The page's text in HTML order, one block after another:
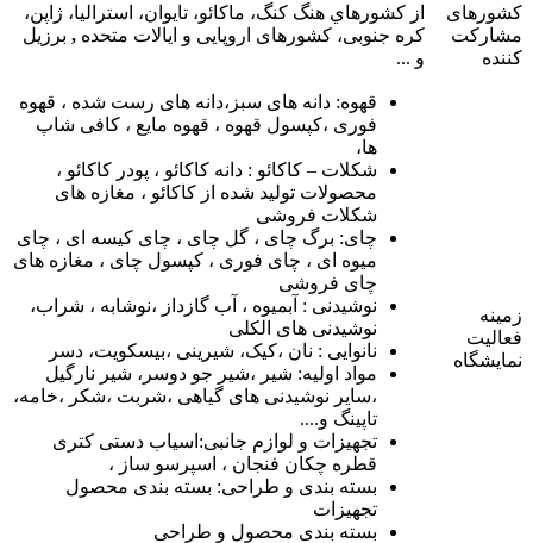
کشورهای
مشارکت
کننده
از کشورهاي هنگ کنگ، ماکائو، تایوان، استرالیا، ژاپن،
کره جنوبی، کشورهای اروپایی و ایالات متحده , برزیل
و ...
زمينه
فعاليت
نمايشگاه
قهوه: دانه های سبز،دانه های رست شده ، قهوه
فوری ،کپسول قهوه ، قهوه مايع ، کافی شاپ
ها،
شکلات – کاکائو : دانه کاکائو ، پودر کاکائو ،
محصولات تولید شده از کاکائو ، مغازه های
شکلات فروشی
چای: برگ چای ، گل چای ، چای کیسه ای ، چای
میوه ای ، چای فوری ، کپسول چای ، مغازه های
چای فروشی
نوشیدنی : آبمیوه ، آب گازداز ،نوشابه ، شراب،
نوشیدنی های الکلی
نانوایی : نان ،کیک، شیرینی ،بیسکویت، دسر
مواد اولیه: شیر ،شیر جو دوسر، شیر نارگیل
،سایر نوشیدنی های گیاهی ،شربت ،شکر ،خامه،
تاپینگ و....
تجهیزات و لوازم جانبی:اسیاب دستی کتری
قطره چکان فنجان ، اسپرسو ساز ،
بسته بندی و طراحی: بسته بندی محصول
تجهیزات
بسته بندی محصول و طراحی